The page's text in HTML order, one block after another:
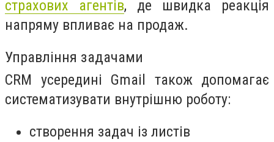
страхових агентів, де швидка реакція
напряму впливає на продаж.
Управління задачами
CRM усередині Gmail також допомагає
систематизувати внутрішню роботу:
створення задач із листів